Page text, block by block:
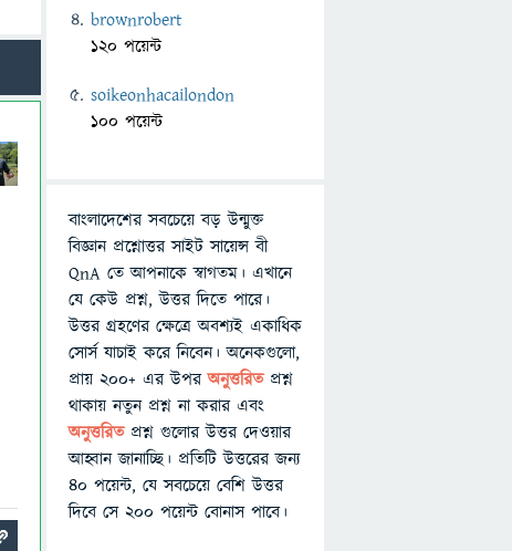
brownrobert
120 পয়েন্ট
soikeonhacailondon
100 পয়েন্ট
বাংলাদেশের সবচেয়ে বড় উন্মুক্ত
বিজ্ঞান প্রশ্নোত্তর সাইট সায়েন্স বী
QnA তে আপনাকে স্বাগতম। এখানে
যে কেউ প্রশ্ন, উত্তর দিতে পারে।
উত্তর গ্রহণের ক্ষেত্রে অবশ্যই একাধিক
সোর্স যাচাই করে নিবেন। অনেকগুলো,
প্রায় ২০০+ এর উপরঅনুত্তরিতপ্রশ্ন
থাকায় নতুন প্রশ্ন না করার এবং
অনুত্তরিত প্রশ্ন গুলোর উত্তর দেওয়ার
আহ্বান জানাচ্ছি। প্রতিটি উত্তরের জন্য
৪০ পয়েন্ট, যে সবচেয়ে বেশি উত্তর
দিবে সে ২০০ পয়েন্ট বোনাস পাবে।